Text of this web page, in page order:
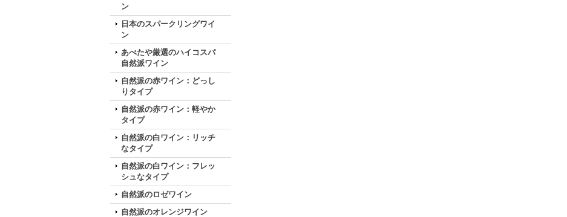
ン
日本のスパークリングワイ
ン
あべたや厳選のハイコスパ
自然派ワイン
自然派の赤ワイン：どっし
りタイプ
自然派の赤ワイン：軽やか
タイプ
自然派の白ワイン：リッチ
なタイプ
自然派の白ワイン：フレッ
シュなタイプ
自然派のロゼワイン
自然派のオレンジワイン